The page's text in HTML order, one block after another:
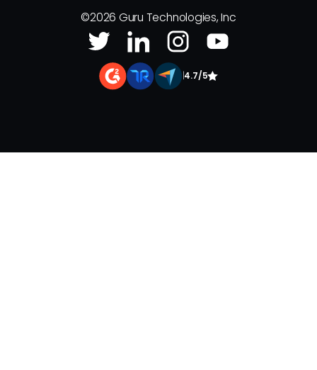
©2026 Guru Technologies, Inc
4.7/5